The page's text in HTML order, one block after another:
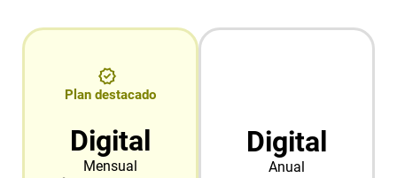
Plan destacado
Digital
Mensual
Digital
Anual